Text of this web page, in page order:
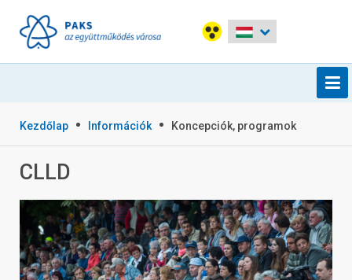
Kezdőlap Információk Koncepciók, programok
CLLD